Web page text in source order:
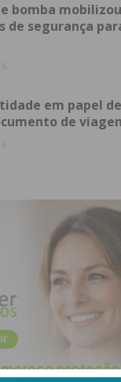
bomba
de segurança
em papel
de